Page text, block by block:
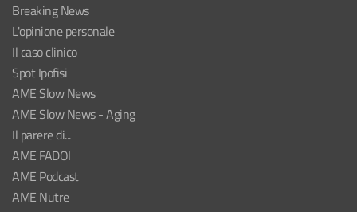
Breaking News
L'opinione personale
Il caso clinico
Spot Ipofisi
AME Slow News
AME Slow News - Aging
Il parere di...
AME FADOI
AME Podcast
AME Nutre